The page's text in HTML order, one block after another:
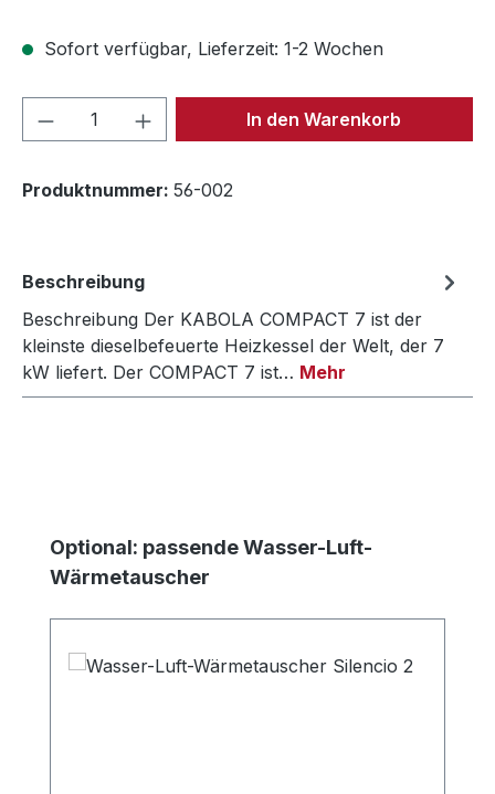
Sofort verfügbar, Lieferzeit: 1-2 Wochen
Produkt Anzahl: Gib denIn den Warenkorb
Produktnummer: 56-002
Beschreibung
Beschreibung Der KABOLA COMPACT 7 ist der
kleinste dieselbefeuerte Heizkessel der Welt, der 7
kW liefert. Der COMPACT 7 ist… Mehr
Produktgalerie überspringen
Optional: passende Wasser-Luft-
Wärmetauscher